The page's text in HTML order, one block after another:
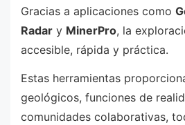
Gracias a aplicaciones como
Radar y MinerPro, la
accesible, rápida y práctica.
Estas herramientas
geológicos, funciones de
comunidades colaborativas,